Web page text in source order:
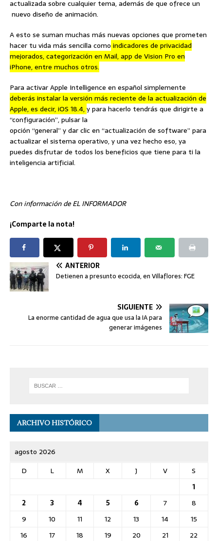
actualizada sobre cualquier tema, además de que ofrece un
nuevo diseño de animación.
A esto se suman muchas más nuevas opciones que prometen
hacer tu vida más sencilla como indicadores de privacidad
mejorados, categorización en Mail, app de Vision Pro en
iPhone, entre muchos otros.
Para activar Apple Intelligence en español simplemente
deberás instalar la versión más reciente de la actualización de
Apple, es decir, iOS 18.4,y para hacerlo tendrás que dirigirte a
“configuración”, pulsar la
opción “general” y dar clic en “actualización de software” para
actualizar el sistema operativo, y una vez hecho eso, ya
puedes disfrutar de todos los beneficios que tiene para ti la
inteligencia artificial.
Con información de EL INFORMADOR
¡Comparte la nota!
ANTERIOR
Detienen a presunto ecocida, en Villaflores: FGE
SIGUIENTE
La enorme cantidad de agua que usa la IA para
generar imágenes
ARCHIVO HISTÓRICO
agosto 2026
D
L M X J V
S
1
2
3 4 5 6 7
8
9
10 11 12 13 14
15
16
17 18 19 20 21
22